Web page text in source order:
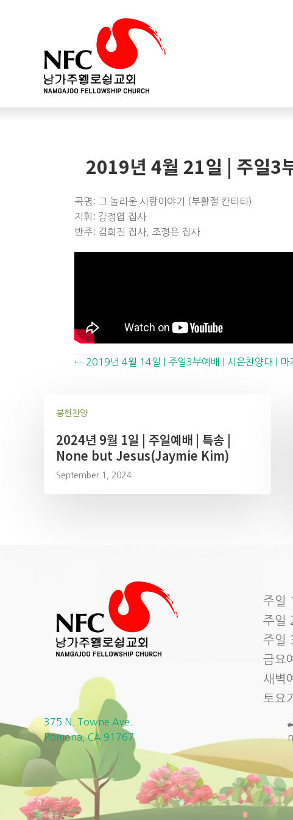
2019년 4월 21일 | 주일3
곡명: 그 놀라운 사랑이야기 (부활절 칸타타)
지휘: 강정엽 집사
반주: 김희진 집사, 조정은 집사
Posts
← 2019년 4월 14일 | 주일3부예배 | 시온찬양대 | 마
봉헌찬양
2024년 9월 1일 | 주일예배 | 특송 |
None but Jesus(Jaymie Kim)
September 1, 2024
주일
주일
주일
금요
새벽
토요
375 N. Towne Ave.
Pomona, CA 91767